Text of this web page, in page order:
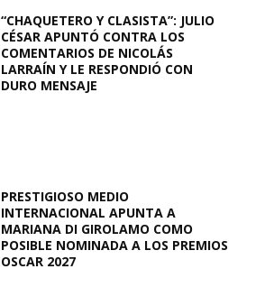
“CHAQUETERO Y CLASISTA”: JULIO
CÉSAR APUNTÓ CONTRA LOS
COMENTARIOS DE NICOLÁS
LARRAÍN Y LE RESPONDIÓ CON
DURO MENSAJE
PRESTIGIOSO MEDIO
INTERNACIONAL APUNTA A
MARIANA DI GIROLAMO COMO
POSIBLE NOMINADA A LOS PREMIOS
OSCAR 2027